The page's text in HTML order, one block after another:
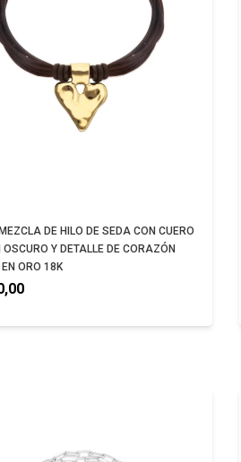
DE HILO DE SEDA CON CUERO
Y DETALLE DE CORAZÓN
ORO 18K